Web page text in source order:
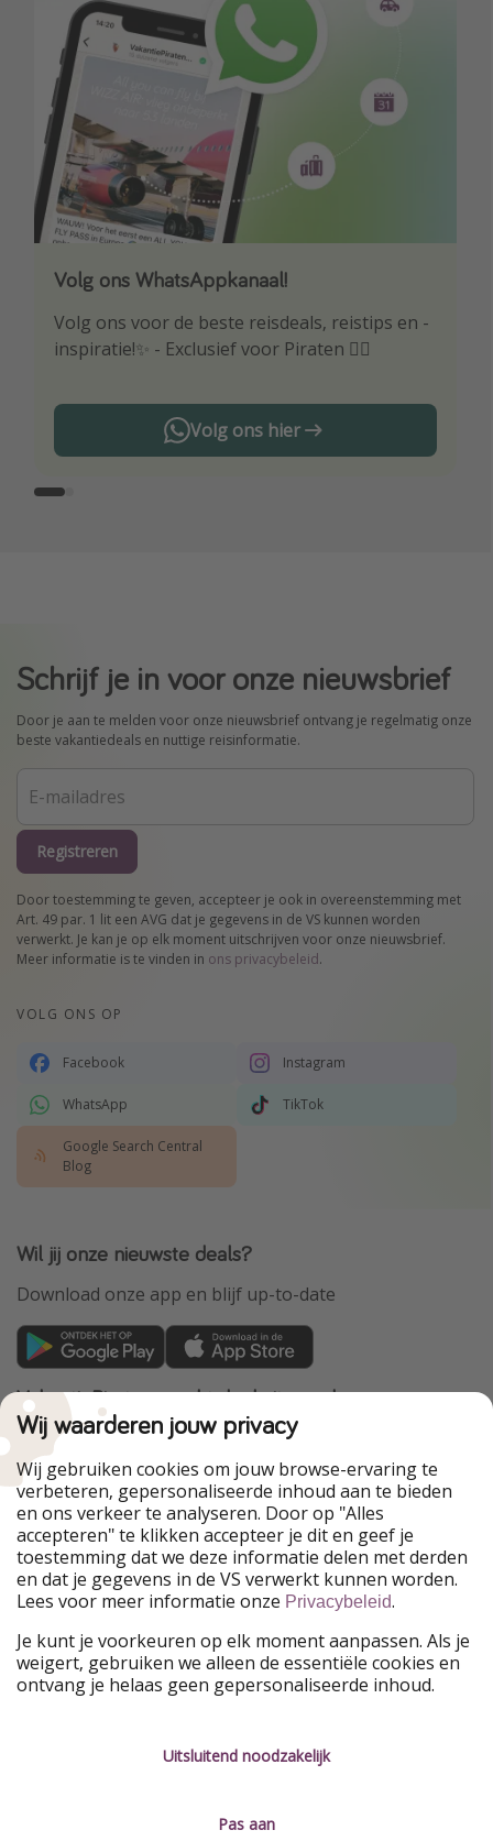
Volg ons WhatsAppkanaal!
Volg ons voor de beste reisdeals, reistips en -
inspiratie!✨ - Exclusief voor Piraten 🏴‍☠️
Volg ons hier
Download onze app
Wees als eerste op de hoogte van de beste
reisaanbiedingen
Schrijf je in voor onze nieuwsbrief
Door je aan te melden voor onze nieuwsbrief ontvang je regelmatig onze
beste vakantiedeals en nuttige reisinformatie.
Registreren
Door toestemming te geven, accepteer je ook in overeenstemming met
Art. 49 par. 1 lit een AVG dat je gegevens in de VS kunnen worden
verwerkt. Je kan je op elk moment uitschrijven voor onze nieuwsbrief.
Meer informatie is te vinden in ons privacybeleid.
VOLG ONS OP
Facebook Instagram
WhatsApp TikTok
Google Search Central
Blog
Wil jij onze nieuwste deals?
Download onze app en blijf up-to-date
VakantiePiraten maakt deel uit van de
HolidayPirates Group
Onze markten
PiratinViaggio
HolidayPirates
WakacyjniPiraci
VoyagesPirates
Ferienpiraten
Urlaubspiraten
Urlaubspiraten
ViajerosPiratas
TravelPirates
HolidayPirates Group
Leer ons kennen Juridisch
Colofon
Wij waarderen jouw privacy
Wij gebruiken cookies om jouw browse-ervaring te
verbeteren, gepersonaliseerde inhoud aan te bieden
en ons verkeer te analyseren. Door op "Alles
accepteren" te klikken accepteer je dit en geef je
toestemming dat we deze informatie delen met derden
en dat je gegevens in de VS verwerkt kunnen worden.
Lees voor meer informatie onze Privacybeleid.
Je kunt je voorkeuren op elk moment aanpassen. Als je
weigert, gebruiken we alleen de essentiële cookies en
ontvang je helaas geen gepersonaliseerde inhoud.
Uitsluitend noodzakelijk
Pas aan